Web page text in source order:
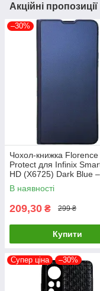
Акційні
–30%
Чохол-книжка Florence
Protect для Infinix
HD (X6725) Dark Blue –
стильний та надійний
смартфона з магнітно
В наявності
209,30 ₴ 299 ₴
Купити
Супер ціна –30%